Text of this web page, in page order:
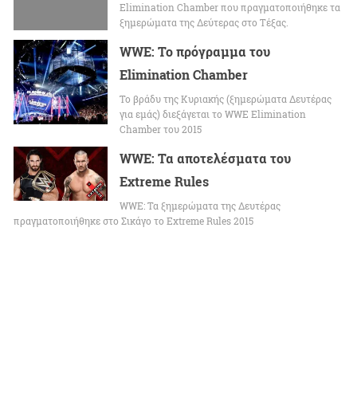
Elimination Chamber που πραγματοποιήθηκε τα
ξημερώματα της Δεύτερας στο Τέξας.
WWE: Το πρόγραμμα του
Elimination Chamber
Το βράδυ της Κυριακής (ξημερώματα Δευτέρας
για εμάς) διεξάγεται το WWE Elimination
Chamber του 2015
WWE: Τα αποτελέσματα του
Extreme Rules
WWE: Τα ξημερώματα της Δευτέρας
πραγματοποιήθηκε στο Σικάγο το Extreme Rules 2015